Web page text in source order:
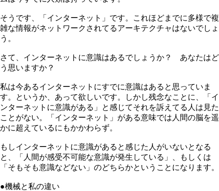
そうです、「インターネット」です。これほどまでに多様で複
雑な情報がネットワークされてるアーキテクチャはないでしょ
う。
さて、インターネットに意識はあるでしょうか？ あなたはど
う思いますか？
私は今あるインターネットにすでに意識はあると思っていま
す。というか、あって欲しいです。しかし残念なことに、「イ
ンターネットに意識がある」と感じてそれを訴えてる人は見た
ことがない。「インターネット」がある意味では人間の脳を遥
かに超えているにもかかわらず。
もしインターネットに意識があると感じた人がいないとなる
と、「人間が感受不可能な意識が発生している」、もしくは
「そもそも意識などない」のどちらかということになります。
●機械と私の違い